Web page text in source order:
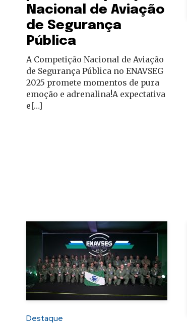
Nacional de Aviação
de Segurança
Pública
A Competição Nacional de Aviação
de Segurança Pública no ENAVSEG
2025 promete momentos de pura
emoção e adrenalina!A expectativa
e[…]
Destaque